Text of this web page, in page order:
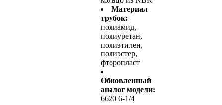
Материал
трубок:
полиамид,
полиуретан,
полиэтилен,
полиэстер,
фторопласт
Обновленный
аналог модели:
6620 6-1/4